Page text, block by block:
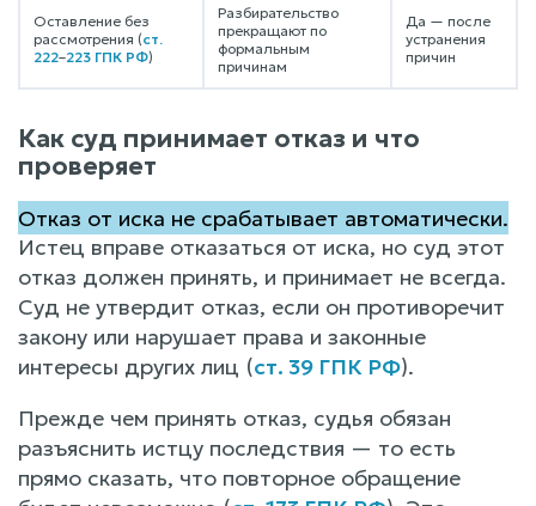
Оставление без
рассмотрения (ст.
222–223 ГПК РФ)
Разбирательство
прекращают по
формальным
причинам
Да — после
устранения
причин
Как суд принимает отказ и что
проверяет
Отказ от иска не срабатывает автоматически.
Истец вправе отказаться от иска, но суд этот
отказ должен принять, и принимает не всегда.
Суд не утвердит отказ, если он противоречит
закону или нарушает права и законные
интересы других лиц (ст. 39 ГПК РФ).
Прежде чем принять отказ, судья обязан
разъяснить истцу последствия — то есть
прямо сказать, что повторное обращение